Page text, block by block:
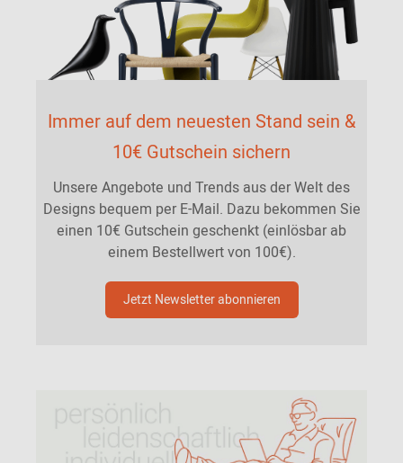
Immer auf dem neuesten Stand sein &
10€ Gutschein sichern
Unsere Angebote und Trends aus der Welt des
Designs bequem per E-Mail. Dazu bekommen Sie
einen 10€ Gutschein geschenkt (einlösbar ab
einem Bestellwert von 100€).
Jetzt Newsletter abonnieren